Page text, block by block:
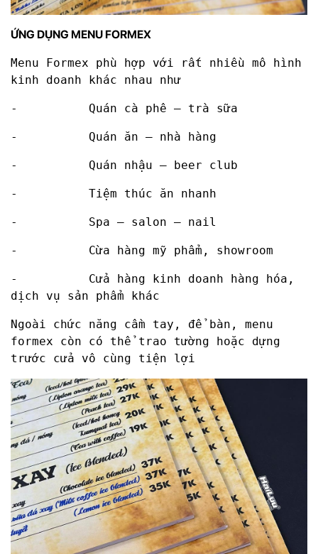
ỨNG DỤNG MENU FORMEX
Menu Formex phù hợp với rất nhiều mô hình
kinh doanh khác nhau như
- Quán cà phê – trà sữa
- Quán ăn – nhà hàng
- Quán nhậu – beer club
- Tiệm thúc ăn nhanh
- Spa – salon – nail
- Cừa hàng mỹ phẩm, showroom
- Cửa hàng kinh doanh hàng hóa,
dịch vụ sản phẩm khác
Ngoài chức năng cầm tay, để bàn, menu
formex còn có thể trao tường hoặc dựng
trước cửa vô cùng tiện lợi